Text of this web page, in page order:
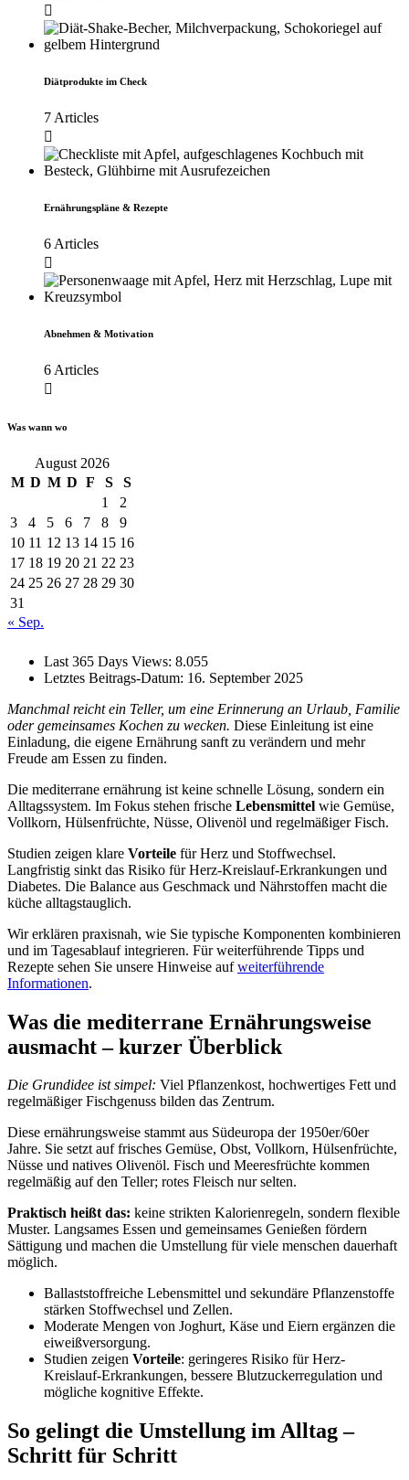
Diätprodukte im Check
7 Articles
Ernährungspläne & Rezepte
6 Articles
Abnehmen & Motivation
6 Articles
Was wann wo
August 2026
M D M D F S
S
1
2
3
4 5 6 7 8
9
10 11 12 13 14 15 16
17 18 19 20 21 22 23
24 25 26 27 28 29 30
31
« Sep.
Last 365 Days Views: 8.055
Letztes Beitrags-Datum: 16. September 2025
Manchmal reicht ein Teller, um eine Erinnerung an Urlaub, Familie
oder gemeinsames Kochen zu wecken. Diese Einleitung ist eine
Einladung, die eigene Ernährung sanft zu verändern und mehr
Freude am Essen zu finden.
Die mediterrane ernährung ist keine schnelle Lösung, sondern ein
Alltagssystem. Im Fokus stehen frische Lebensmittel wie Gemüse,
Vollkorn, Hülsenfrüchte, Nüsse, Olivenöl und regelmäßiger Fisch.
Studien zeigen klare Vorteile für Herz und Stoffwechsel.
Langfristig sinkt das Risiko für Herz-Kreislauf-Erkrankungen und
Diabetes. Die Balance aus Geschmack und Nährstoffen macht die
küche alltagstauglich.
Wir erklären praxisnah, wie Sie typische Komponenten kombinieren
und im Tagesablauf integrieren. Für weiterführende Tipps und
Rezepte sehen Sie unsere Hinweise aufweiterführende
Informationen.
Was die mediterrane Ernährungsweise
ausmacht – kurzer Überblick
Die Grundidee ist simpel: Viel Pflanzenkost, hochwertiges Fett und
regelmäßiger Fischgenuss bilden das Zentrum.
Diese ernährungsweise stammt aus Südeuropa der 1950er/60er
Jahre. Sie setzt auf frisches Gemüse, Obst, Vollkorn, Hülsenfrüchte,
Nüsse und natives Olivenöl. Fisch und Meeresfrüchte kommen
regelmäßig auf den Teller; rotes Fleisch nur selten.
Praktisch heißt das: keine strikten Kalorienregeln, sondern flexible
Muster. Langsames Essen und gemeinsames Genießen fördern
Sättigung und machen die Umstellung für viele menschen dauerhaft
möglich.
Ballaststoffreiche Lebensmittel und sekundäre Pflanzenstoffe
stärken Stoffwechsel und Zellen.
Moderate Mengen von Joghurt, Käse und Eiern ergänzen die
eiweißversorgung.
Studien zeigen Vorteile: geringeres Risiko für Herz-
Kreislauf-Erkrankungen, bessere Blutzuckerregulation und
mögliche kognitive Effekte.
So gelingt die Umstellung im Alltag –
Schritt für Schritt